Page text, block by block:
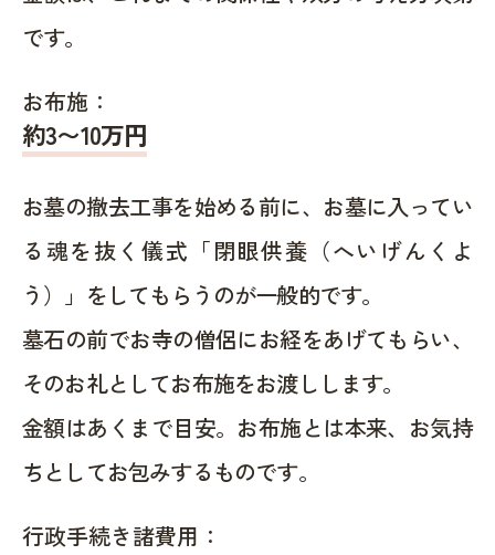
です。
お布施：
約3〜10万円
お墓の撤去工事を始める前に、お墓に入ってい
る魂を抜く儀式「閉眼供養（へいげんくよ
う）」をしてもらうのが一般的です。
墓石の前でお寺の僧侶にお経をあげてもらい、
そのお礼としてお布施をお渡しします。
金額はあくまで目安。お布施とは本来、お気持
ちとしてお包みするものです。
行政手続き諸費用：